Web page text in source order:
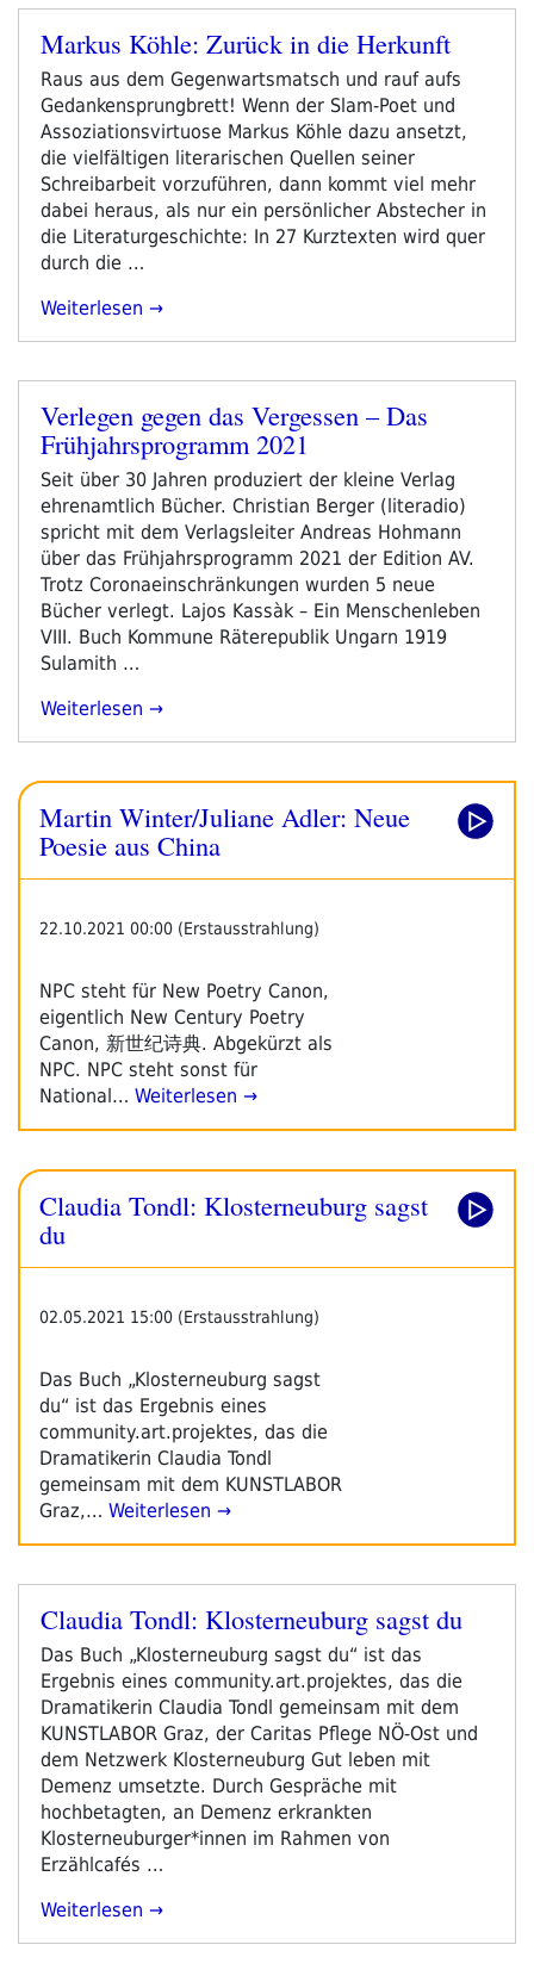
Buchmesse
2021“
Veröffentlicht
Markus Köhle: Zurück in die Herkunft
Raus aus dem Gegenwartsmatsch und rauf aufs
Gedankensprungbrett! Wenn der Slam-Poet und
Assoziationsvirtuose Markus Köhle dazu ansetzt,
die vielfältigen literarischen Quellen seiner
Schreibarbeit vorzuführen, dann kommt viel mehr
dabei heraus, als nur ein persönlicher Abstecher in
die Literaturgeschichte: In 27 Kurztexten wird quer
durch die …
„Markus
In
Die
Herkunft“
Weiterlesen
Veröffentlicht
am
Verlegen gegen das Vergessen – Das
Frühjahrsprogramm 2021
Seit über 30 Jahren produziert der kleine Verlag
ehrenamtlich Bücher. Christian Berger (literadio)
spricht mit dem Verlagsleiter Andreas Hohmann
über das Frühjahrsprogramm 2021 der Edition AV.
Trotz Coronaeinschränkungen wurden 5 neue
Bücher verlegt. Lajos Kassàk – Ein Menschenleben
VIII. Buch Kommune Räterepublik Ungarn 1919
Sulamith …
„Verlegen
Vergessen
–
Das
Weiterlesen
Martin Winter/Juliane Adler: Neue
Poesie aus China
22.10.2021 00:00 (Erstausstrahlung)
NPC steht für New Poetry Canon,
eigentlich New Century Poetry
Canon, 新世纪诗典. Abgekürzt als
NPC. NPC steht sonst für
National… Weiterlesen →
Claudia Tondl: Klosterneuburg sagst
du
02.05.2021 15:00 (Erstausstrahlung)
Das Buch „Klosterneuburg sagst
du“ ist das Ergebnis eines
community.art.projektes, das die
Dramatikerin Claudia Tondl
gemeinsam mit dem KUNSTLABOR
Graz,… Weiterlesen →
Veröffentlicht
Claudia Tondl: Klosterneuburg sagst du
Das Buch „Klosterneuburg sagst du“ ist das
Ergebnis eines community.art.projektes, das die
Dramatikerin Claudia Tondl gemeinsam mit dem
KUNSTLABOR Graz, der Caritas Pflege NÖ-Ost und
dem Netzwerk Klosterneuburg Gut leben mit
Demenz umsetzte. Durch Gespräche mit
hochbetagten, an Demenz erkrankten
Klosterneuburger*innen im Rahmen von
Erzählcafés …
„Claudia
Weiterlesen